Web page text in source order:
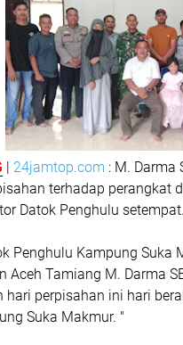
| 24jamtop.com : M. Darma
terhadap perangkat
Datok Penghulu
Penghulu Kampung Suka
Aceh Tamiang M. Darma
hari perpisahan ini hari
Suka Makmur. "